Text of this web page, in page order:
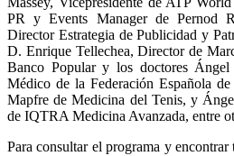
PR y Events Manager de Pernod
Director Estrategia de Publicidad y
D. Enrique Tellechea, Director de
Banco Popular y los doctores Ángel
Médico de la Federación Española
Mapfre de Medicina del Tenis, y
de IQTRA Medicina Avanzada, entre
Para consultar el programa y